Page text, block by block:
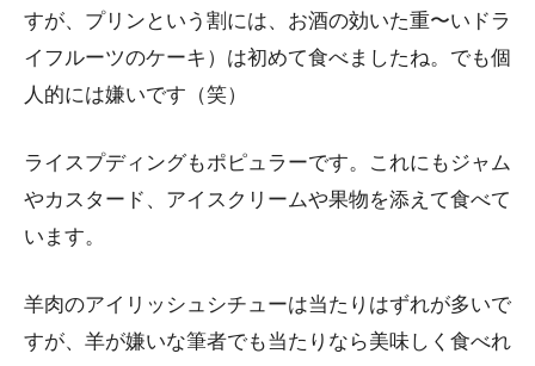
すが、プリンという割には、お酒の効いた重〜いドラ
イフルーツのケーキ）は初めて食べましたね。でも個
人的には嫌いです（笑）
ライスプディングもポピュラーです。これにもジャム
やカスタード、アイスクリームや果物を添えて食べて
います。
羊肉のアイリッシュシチューは当たりはずれが多いで
すが、羊が嫌いな筆者でも当たりなら美味しく食べれ